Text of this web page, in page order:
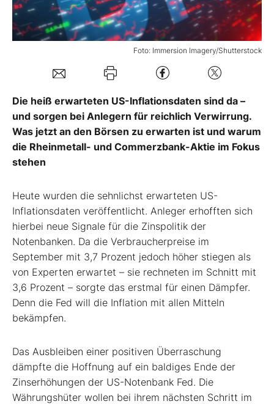
Folgen Sie uns
Kontakt
Foto: Immersion Imagery/Shutterstock
Die heiß erwarteten US-Inflationsdaten sind da –
und sorgen bei Anlegern für reichlich Verwirrung.
Was jetzt an den Börsen zu erwarten ist und warum
die Rheinmetall- und Commerzbank-Aktie im Fokus
stehen
Heute wurden die sehnlichst erwarteten US-
Inflationsdaten veröffentlicht. Anleger erhofften sich
hierbei neue Signale für die Zinspolitik der
Notenbanken. Da die Verbraucherpreise im
September mit 3,7 Prozent jedoch höher stiegen als
von Experten erwartet – sie rechneten im Schnitt mit
3,6 Prozent – sorgte das erstmal für einen Dämpfer.
Denn die Fed will die Inflation mit allen Mitteln
bekämpfen.
Das Ausbleiben einer positiven Überraschung
dämpfte die Hoffnung auf ein baldiges Ende der
Zinserhöhungen der US-Notenbank Fed. Die
Währungshüter wollen bei ihrem nächsten Schritt im